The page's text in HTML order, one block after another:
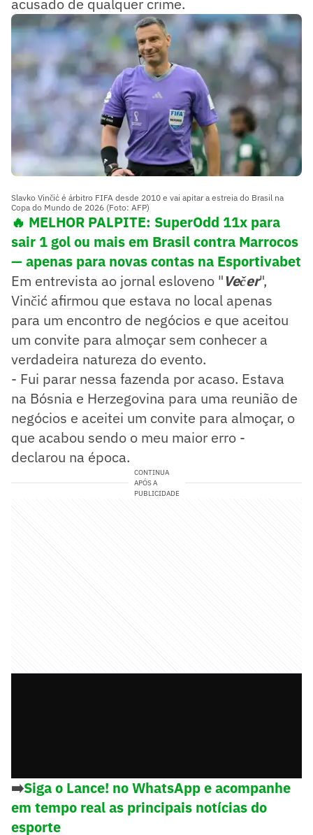
Slavko Vinčić é árbitro FIFA desde 2010 e vai apitar a estreia do Brasil na
Copa do Mundo de 2026 (Foto: AFP)
🔥 MELHOR PALPITE: SuperOdd 11x para
sair 1 gol ou mais em Brasil contra Marrocos
— apenas para novas contas na Esportivabet
Em entrevista ao jornal esloveno "Večer",
Vinčić afirmou que estava no local apenas
para um encontro de negócios e que aceitou
um convite para almoçar sem conhecer a
verdadeira natureza do evento.
- Fui parar nessa fazenda por acaso. Estava
na Bósnia e Herzegovina para uma reunião de
negócios e aceitei um convite para almoçar, o
que acabou sendo o meu maior erro -
declarou na época.
CONTINUA
APÓS A
PUBLICIDADE
➡️Siga o Lance! no WhatsApp e acompanhe
em tempo real as principais notícias do
esporte